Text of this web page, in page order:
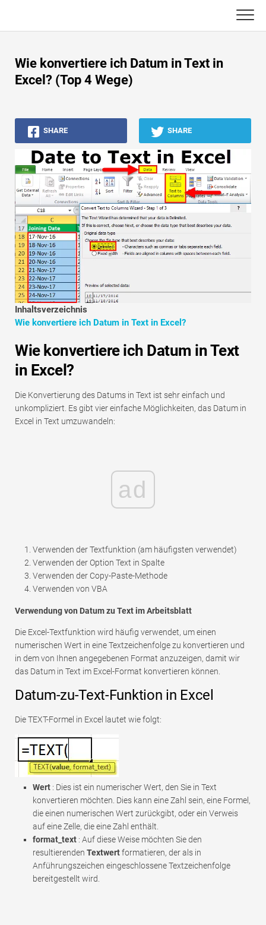
content
Buchhaltungs-Tutorials
Excel, VBA & Power BI
Investment Banking Tutorials
Top Bücher
Finanzkarriere-Leitfäden
Ressourcen für die Finanzzertifizierung
Tutorials zur Finanzmodellierung
Vollständige Form
Risikomanagement-Tutorials
Wie konvertiere ich Datum in Text in
Excel? (Top 4 Wege)
SHARE SHARE
Inhaltsverzeichnis
Wie konvertiere ich Datum in Text in Excel?
Wie konvertiere ich Datum in Text
in Excel?
Die Konvertierung des Datums in Text ist sehr einfach und
unkompliziert. Es gibt vier einfache Möglichkeiten, das Datum in
Excel in Text umzuwandeln:
ad
Verwenden der Textfunktion (am häufigsten verwendet)
Verwenden der Option Text in Spalte
Verwenden der Copy-Paste-Methode
Verwenden von VBA
Verwendung von Datum zu Text im Arbeitsblatt
Die Excel-Textfunktion wird häufig verwendet, um einen
numerischen Wert in eine Textzeichenfolge zu konvertieren und
in dem von Ihnen angegebenen Format anzuzeigen, damit wir
das Datum in Text im Excel-Format konvertieren können.
Datum-zu-Text-Funktion in Excel
Die TEXT-Formel in Excel lautet wie folgt:
Wert : Dies ist ein numerischer Wert, den Sie in Text
konvertieren möchten. Dies kann eine Zahl sein, eine Formel,
die einen numerischen Wert zurückgibt, oder ein Verweis
auf eine Zelle, die eine Zahl enthält.
format_text : Auf diese Weise möchten Sie den
resultierenden Textwertformatieren, der als in
Anführungszeichen eingeschlossene Textzeichenfolge
bereitgestellt wird.